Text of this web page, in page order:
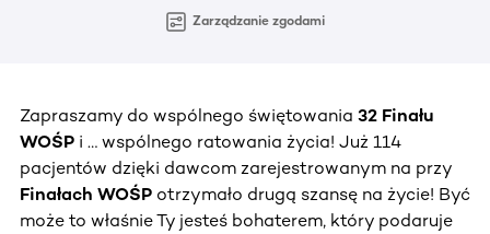
Zarządzanie zgodami
Zapraszamy do wspólnego świętowania 32 Finału
WOŚP i … wspólnego ratowania życia! Już 114
pacjentów dzięki dawcom zarejestrowanym na przy
Finałach WOŚP otrzymało drugą szansę na życie! Być
może to właśnie Ty jesteś bohaterem, który podaruje